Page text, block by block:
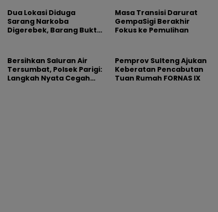
Mengaji
Dua Lokasi Diduga
Sarang Narkoba
Digerebek, Barang Bukti
Masa Transisi Darurat
GempaSigi Berakhir
Fokus ke Pemulihan
Bersihkan Saluran Air
Tersumbat, Polsek Parigi:
Langkah Nyata Cegah
Pemprov Sulteng Ajukan
Keberatan Pencabutan
Tuan Rumah FORNAS IX